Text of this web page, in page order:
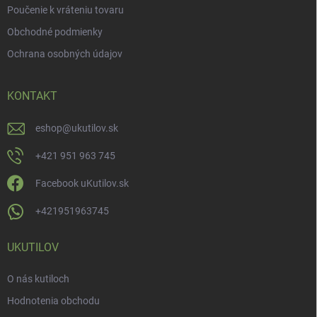
Poučenie k vráteniu tovaru
Obchodné podmienky
Ochrana osobných údajov
KONTAKT
eshop@ukutilov.sk
+421 951 963 745
Facebook uKutilov.sk
+421951963745
UKUTILOV
O nás kutiloch
Hodnotenia obchodu